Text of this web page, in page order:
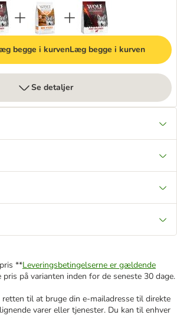
begge i kurvenLæg begge i kurven
Se detaljer
**Leveringsbetingelserne er gældende
på varianten inden for de seneste 30 dage.
til at bruge din e-mailadresse til direkte
varer eller tjenester. Du kan til enhver